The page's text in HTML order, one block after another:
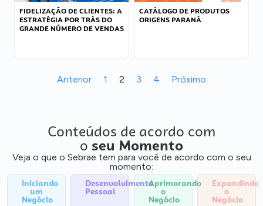
FIDELIZAÇÃO DE CLIENTES: A
ESTRATÉGIA POR TRÁS DO
GRANDE NÚMERO DE VENDAS
CATÁLOGO DE PRODUTOS
ORIGENS PARANÁ
Anterior 1 2 3 4 Próximo
Conteúdos de acordo com
o seu Momento
Veja o que o Sebrae tem para você de acordo com o seu
momento:
Iniciando
um
Negócio
Desenvolvimento
Pessoal
Aprimorando
o
Negócio
Expandindo
o
Negócio